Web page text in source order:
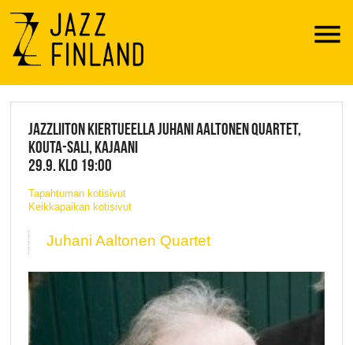
Menu
JAZZ FINLAND LIVE
JAZZLIITON KIERTUEELLA JUHANI AALTONEN QUARTET,
KOUTA-SALI, KAJAANI
29.9. KLO 19:00
Tapahtuman kotisivut
Keikkapaikan kotisivut
Juhani Aaltonen Quartet